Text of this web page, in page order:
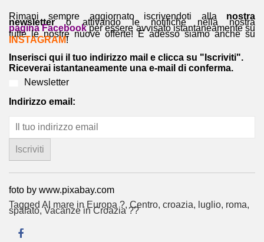
Rimani sempre aggiornato iscrivendoti alla nostra
newslettero attivando le notifiche nella nostra
pagina Facebookper essere avvisato istantaneamente su
tutte le nostre nuove offerte! E adesso siamo anche su
INSTAGRAM!
Inserisci qui il tuo indirizzo mail e clicca su "Iscriviti".
Riceverai istantaneamente una e-mail di conferma.
Newsletter
Indirizzo email:
foto by www.pixabay.com
Tagged Al mare in Europa ?️, Centro, croazia, luglio, roma,
spalato,Vacanze in Croazia ??